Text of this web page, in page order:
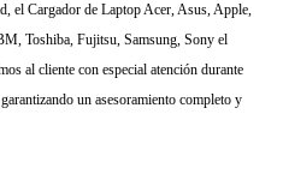
el Cargador de Laptop Acer, Asus, Apple,
Toshiba, Fujitsu, Samsung, Sony el
al cliente con especial atención durante
un asesoramiento completo y